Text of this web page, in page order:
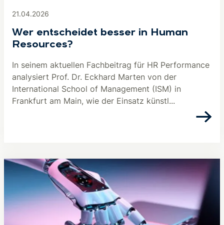
21.04.2026
Wer entscheidet besser in Human
Resources?
In seinem aktuellen Fachbeitrag für HR Performance
analysiert Prof. Dr. Eckhard Marten von der
International School of Management (ISM) in
Frankfurt am Main, wie der Einsatz künstl...